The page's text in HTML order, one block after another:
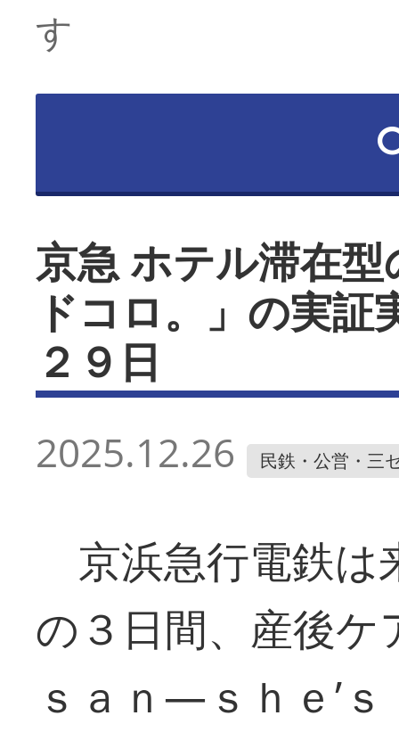
す
京急 ホテル滞在
ドコロ。」の実
２９日
2025.12.26 民鉄・公営・三
京浜急行電鉄は
の３日間、産後
ｓａｎ―ｓｈｅ’